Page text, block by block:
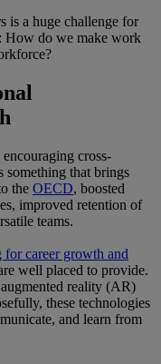
is a huge challenge for
How do we make work
cross-
something that brings
the OECD, boosted
improved retention of
teams.
career growth and
well placed to provide.
reality (AR)
these technologies
and learn from